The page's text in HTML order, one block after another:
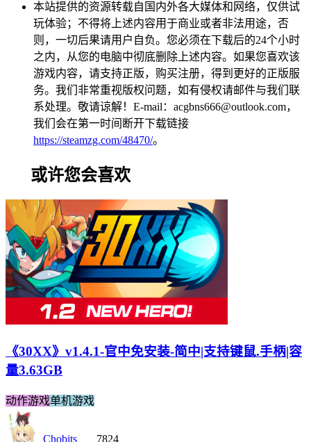
本站提供的资源转载自国内外各大媒体和网络，仅供试
玩体验；不得将上述内容用于商业或者非法用途，否
则，一切后果请用户自负。您必须在下载后的24个小时
之内，从您的电脑中彻底删除上述内容。如果您喜欢该
游戏内容，请支持正版，购买注册，得到更好的正版服
务。我们非常重视版权问题，如有侵权请邮件与我们联
系处理。敬请谅解！E-mail：acgbns666@outlook.com，
我们会在第一时间断开下载链接
https://steamzg.com/48470/。
或许您会喜欢
《30XX》v1.4.1-官中免安装-简中|支持键鼠.手柄|容
量3.63GB
动作游戏单机游戏
Chobits 7824